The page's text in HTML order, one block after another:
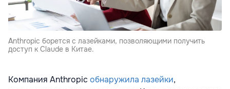
Anthropic борется с лазейками, позволяющими получить
доступ к Claude в Китае.
Компания Anthropic обнаружила лазейки,